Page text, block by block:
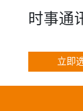
时事通
立即